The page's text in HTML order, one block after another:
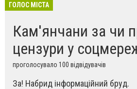
ГОЛОС МІСТА
Кам'янчани за чи
цензури у
проголосувало 100 відвідувачів
За! Набрид інформаційний бруд.